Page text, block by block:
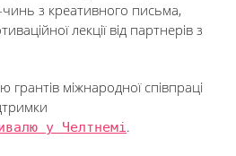
чинь з креативного письма,
лекції від партнерів з
міжнародної співпраці
у Челтнемі.